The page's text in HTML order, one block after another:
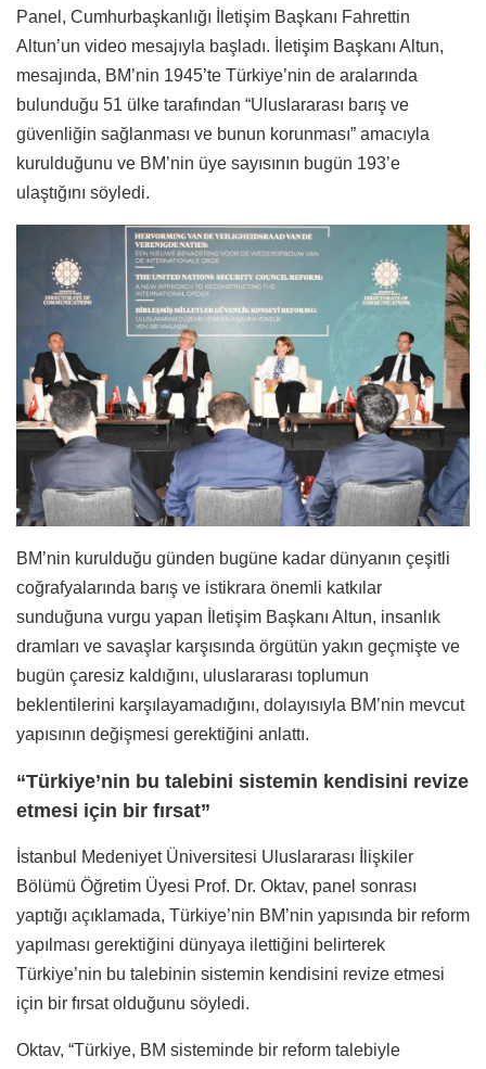
Panel, Cumhurbaşkanlığı İletişim Başkanı Fahrettin
Altun’un video mesajıyla başladı. İletişim Başkanı Altun,
mesajında, BM’nin 1945’te Türkiye’nin de aralarında
bulunduğu 51 ülke tarafından “Uluslararası barış ve
güvenliğin sağlanması ve bunun korunması” amacıyla
kurulduğunu ve BM’nin üye sayısının bugün 193’e
ulaştığını söyledi.
BM’nin kurulduğu günden bugüne kadar dünyanın çeşitli
coğrafyalarında barış ve istikrara önemli katkılar
sunduğuna vurgu yapan İletişim Başkanı Altun, insanlık
dramları ve savaşlar karşısında örgütün yakın geçmişte ve
bugün çaresiz kaldığını, uluslararası toplumun
beklentilerini karşılayamadığını, dolayısıyla BM’nin mevcut
yapısının değişmesi gerektiğini anlattı.
“Türkiye’nin bu talebini sistemin kendisini revize
etmesi için bir fırsat”
İstanbul Medeniyet Üniversitesi Uluslararası İlişkiler
Bölümü Öğretim Üyesi Prof. Dr. Oktav, panel sonrası
yaptığı açıklamada, Türkiye’nin BM’nin yapısında bir reform
yapılması gerektiğini dünyaya ilettiğini belirterek
Türkiye’nin bu talebinin sistemin kendisini revize etmesi
için bir fırsat olduğunu söyledi.
Oktav, “Türkiye, BM sisteminde bir reform talebiyle